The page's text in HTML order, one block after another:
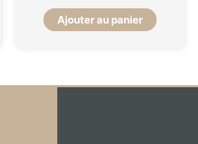
Ajouter au panier